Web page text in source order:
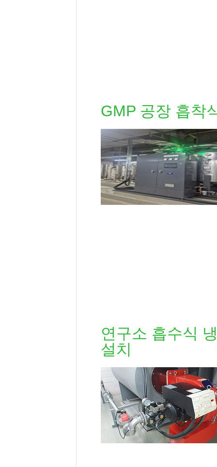
GMP 공장 흡착
연구소 흡수식
설치